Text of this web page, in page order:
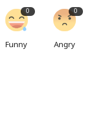
0
Funny
0
Angry